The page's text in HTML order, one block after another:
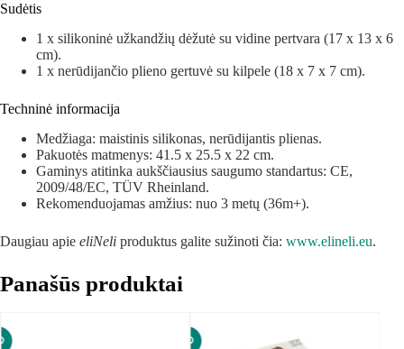
Sudėtis
1 x silikoninė užkandžių dėžutė su vidine pertvara (17 x 13 x 6
cm).
1 x nerūdijančio plieno gertuvė su kilpele (18 x 7 x 7 cm).
Techninė informacija
Medžiaga: maistinis silikonas, nerūdijantis plienas.
Pakuotės matmenys: 41.5 x 25.5 x 22 cm.
Gaminys atitinka aukščiausius saugumo standartus: CE,
2009/48/EC, TÜV Rheinland.
Rekomenduojamas amžius: nuo 3 metų (36m+).
Daugiau apie eliNeli produktus galite sužinoti čia: www.elineli.eu.
Panašūs produktai